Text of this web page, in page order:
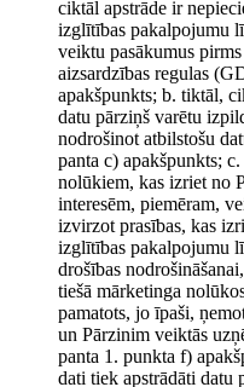
ciktāl apstrāde ir
izglītības pakalpojumu
veiktu pasākumus
aizsardzības regulas
apakšpunkts; b. tiktāl,
datu pārziņš varētu
nodrošinot atbilstošu
panta c) apakšpunkts;
nolūkiem, kas izriet no
interesēm, piemēram,
izvirzot prasības, kas
izglītības pakalpojumu
drošības
tiešā mārketinga
pamatots, jo īpaši,
un Pārzinim veiktās
panta 1. punkta f)
dati tiek apstrādāti datu